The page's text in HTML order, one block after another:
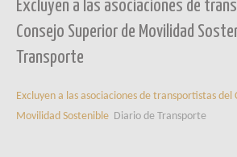
Excluyen a las asociaciones de
Consejo Superior de Movilidad
Transporte
Excluyen a las asociaciones de transportistas del
Movilidad Sostenible Diario de Transporte